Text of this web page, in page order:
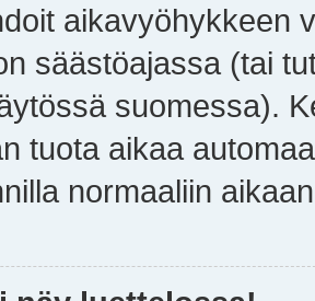
aikavyöhykkeen
säästöajassa (tai
suomessa).
tuota aikaa
normaaliin